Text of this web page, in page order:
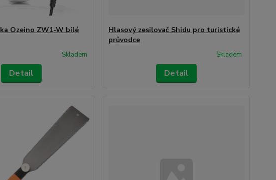
Ozeino ZW1-W bílé
Skladem
Detail
Hlasový zesilovač Shidu pro turistické
průvodce
Skladem
Detail